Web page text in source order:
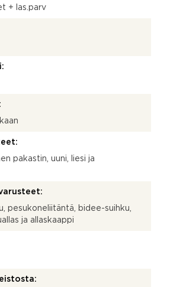
+ las.parv
pakastin, uuni, liesi ja
pesukoneliitäntä, bidee-suihku,
ja allaskaappi